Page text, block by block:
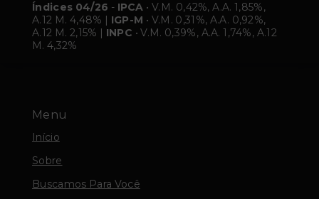
Menu
Início
Sobre
Buscamos Para Você
Índices 04/26 - IPCA • V.M. 0,42%, A.A. 1,85%,
A.12 M. 4,48% | IGP-M • V.M. 0,31%, A.A. 0,92%,
A.12 M. 2,15% | INPC • V.M. 0,39%, A.A. 1,74%, A.12
M. 4,32%